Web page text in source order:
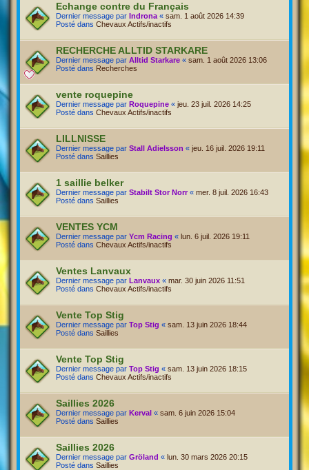
Echange contre du Français
Dernier message par Indrona « sam. 1 août 2026 14:39
Posté dans Chevaux Actifs/inactifs
RECHERCHE ALLTID STARKARE
Dernier message par Alltid Starkare « sam. 1 août 2026 13:06
Posté dans Recherches
vente roquepine
Dernier message par Roquepine « jeu. 23 juil. 2026 14:25
Posté dans Chevaux Actifs/inactifs
LILLNISSE
Dernier message par Stall Adielsson « jeu. 16 juil. 2026 19:11
Posté dans Saillies
1 saillie belker
Dernier message par Stabilt Stor Norr « mer. 8 juil. 2026 16:43
Posté dans Saillies
VENTES YCM
Dernier message par Ycm Racing « lun. 6 juil. 2026 19:11
Posté dans Chevaux Actifs/inactifs
Ventes Lanvaux
Dernier message par Lanvaux « mar. 30 juin 2026 11:51
Posté dans Chevaux Actifs/inactifs
Vente Top Stig
Dernier message par Top Stig « sam. 13 juin 2026 18:44
Posté dans Saillies
Vente Top Stig
Dernier message par Top Stig « sam. 13 juin 2026 18:15
Posté dans Chevaux Actifs/inactifs
Saillies 2026
Dernier message par Kerval « sam. 6 juin 2026 15:04
Posté dans Saillies
Saillies 2026
Dernier message par Gröland « lun. 30 mars 2026 20:15
Posté dans Saillies